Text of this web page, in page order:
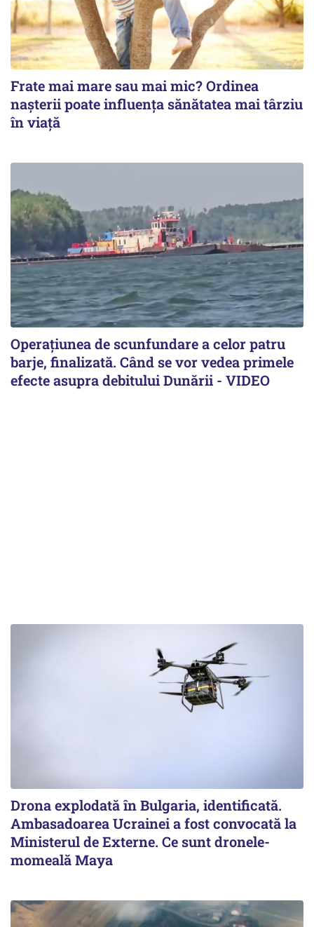
Frate mai mare sau mai mic? Ordinea
nașterii poate influența sănătatea mai târziu
în viață
Operațiunea de scunfundare a celor patru
barje, finalizată. Când se vor vedea primele
efecte asupra debitului Dunării - VIDEO
Drona explodată în Bulgaria, identificată.
Ambasadoarea Ucrainei a fost convocată la
Ministerul de Externe. Ce sunt dronele-
momeală Maya